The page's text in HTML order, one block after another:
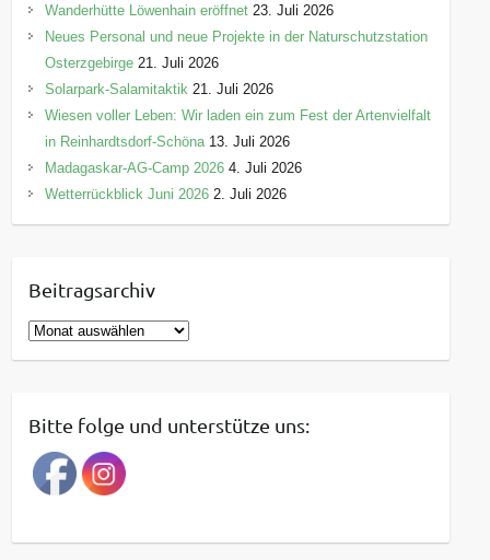
Wanderhütte Löwenhain eröffnet 23. Juli 2026
Neues Personal und neue Projekte in der Naturschutzstation
Osterzgebirge 21. Juli 2026
Solarpark-Salamitaktik 21. Juli 2026
Wiesen voller Leben: Wir laden ein zum Fest der Artenvielfalt
in Reinhardtsdorf-Schöna 13. Juli 2026
Madagaskar-AG-Camp 2026 4. Juli 2026
Wetterrückblick Juni 2026 2. Juli 2026
Beitragsarchiv
B
e
r
a
g
a
Bitte folge und unterstütze uns: